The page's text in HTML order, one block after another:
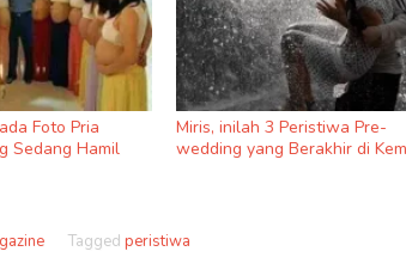
Foto Pria
Sedang Hamil
Miris, inilah 3 Peristiwa Pre-
wedding yang Berakhir di
Tagged peristiwa